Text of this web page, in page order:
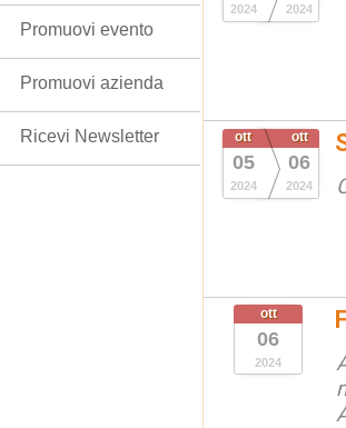
2024 2024
ott
05
2024
ott
06
2024
ott
06
2024
Promuovi evento
Promuovi azienda
Ricevi Newsletter